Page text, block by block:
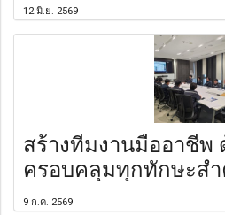
12 มิ.ย. 2569
สร้างทีมงานมืออาชีพ
ครอบคลุมทุกทักษะส
9 ก.ค. 2569